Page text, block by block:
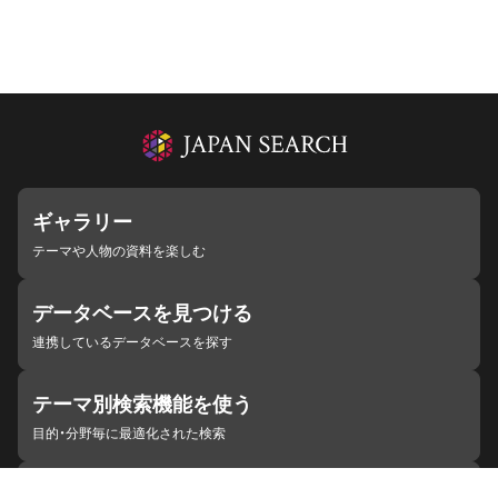
ギャラリー
テーマや人物の資料を楽しむ
データベースを見つける
連携しているデータベースを探す
テーマ別検索機能を使う
目的・分野毎に最適化された検索